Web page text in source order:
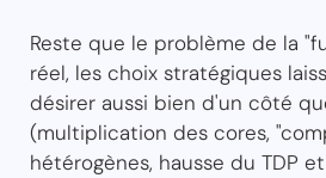
Reste que le problème de la
réel, les choix stratégiques
désirer aussi bien d'un côté
(multiplication des cores,
hétérogènes, hausse du TDP